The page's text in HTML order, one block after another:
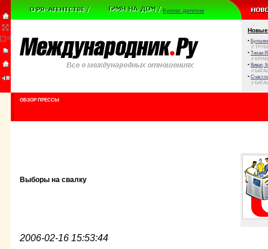
Куплю диплом
Новые
•
//
• Тихая
//
• Виват,
//
•
//
ОБЗОР ПРЕССЫ
Выборы на свалку
2006-02-16 15:53:44